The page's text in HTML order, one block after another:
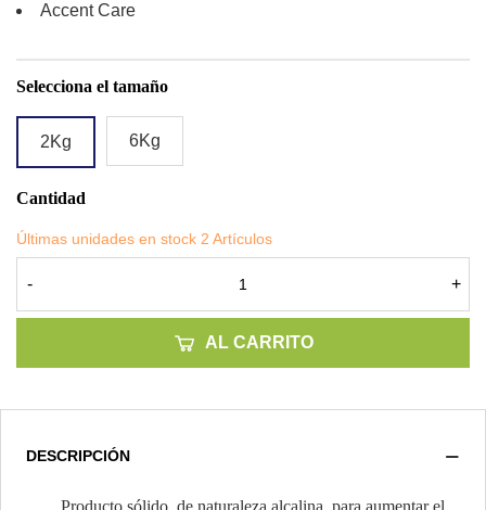
Accent Care
Selecciona el tamaño
2Kg 6Kg
Cantidad
Últimas unidades en stock 2 Artículos
- +
AL CARRITO
DESCRIPCIÓN